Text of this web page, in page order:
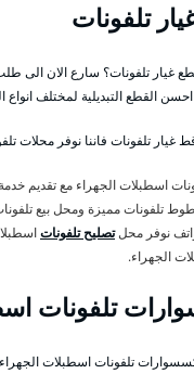
تلفونات
غيار تلفونات؟ سارع الان الى
القطع التبديلية لمختلف انواع
غيار تلفونات فاننا نوفر محلات
اسطبلات الجهراء مع تقديم
تلفونات مميزة ومحل بيع
نوفر محلتصليح تلفونات
الجهراء.
تلفونات
تلفونات اسطبلات